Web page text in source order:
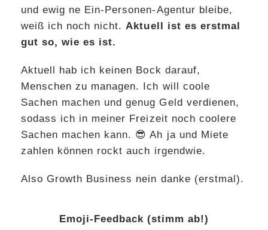
und ewig ne Ein-Personen-Agentur bleibe,
weiß ich noch nicht.Aktuell ist es erstmal
gut so, wie es ist.
Aktuell hab ich keinen Bock darauf,
Menschen zu managen. Ich will coole
Sachen machen und genug Geld verdienen,
sodass ich in meiner Freizeit noch coolere
Sachen machen kann. 😎 Ah ja und Miete
zahlen können rockt auch irgendwie.
Also Growth Business nein danke (erstmal).
Emoji-Feedback (stimm ab!)